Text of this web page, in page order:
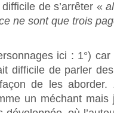
de s’arrêter «
ne sont que trois
ici : 1°)
difficile de parler
de les aborder.
un méchant mais